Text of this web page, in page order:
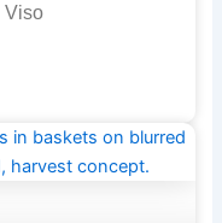
Viso